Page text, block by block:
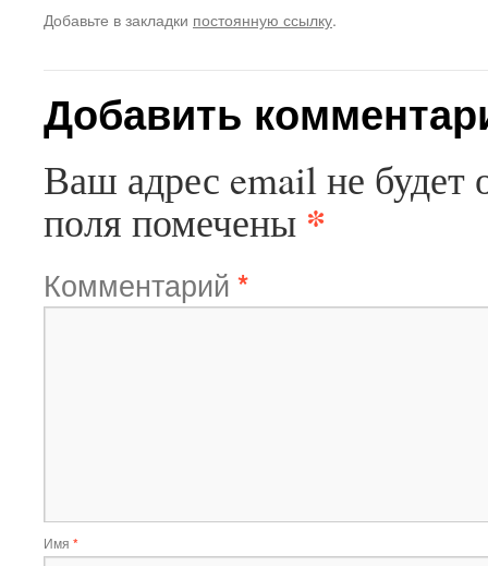
Добавьте в закладки постоянную ссылку.
Добавить
Ваш адрес email не будет
поля помечены *
Комментарий *
Имя *